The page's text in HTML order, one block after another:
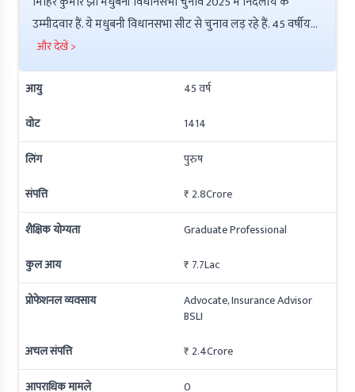
उम्मीदवार हैं. ये मधुबनी विधानसभा सीट से चुनाव लड़ रहे हैं. 45 वर्षीय
मिहिर कुमार झा ने Graduate Professional की है इनकी कुल संपत्ति
₹ 7.7Lac है. इनके ऊपर ₹ 7.7Lac की देनदारी है. इनके ऊपर
आपराधिक मामले नहीं हैं.
और देखें >
आयु 45वर्ष
वोट
1414
लिंग
पुरुष
संपत्ति
₹ 2.8Crore
शैक्षिक योग्यता
Graduate Professional
कुल आय
₹ 7.7Lac
प्रोफेशनल व्यवसाय
Advocate, Insurance Advisor
BSLI
अचल संपत्ति
₹ 2.4Crore
आपराधिक मामले
0